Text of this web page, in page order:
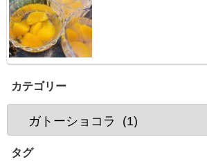
カテゴリー
タグ